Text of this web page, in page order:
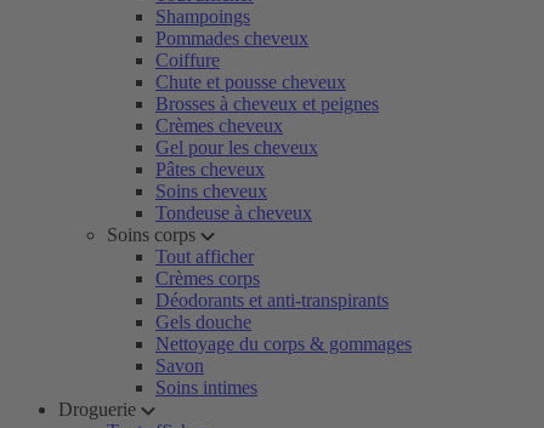
Shampoings
Pommades cheveux
Coiffure
Chute et pousse cheveux
Brosses à cheveux et peignes
Crèmes cheveux
Gel pour les cheveux
Pâtes cheveux
Soins cheveux
Tondeuse à cheveux
Soins corps
Tout afficher
Crèmes corps
Déodorants et anti-transpirants
Gels douche
Nettoyage du corps & gommages
Savon
Soins intimes
Droguerie